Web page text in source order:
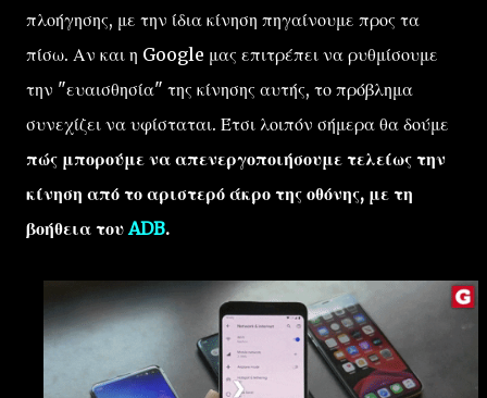
πλοήγησης, με την ίδια κίνηση πηγαίνουμε προς τα
πίσω. Αν και η Google μας επιτρέπει να ρυθμίσουμε
την "ευαισθησία" της κίνησης αυτής, το πρόβλημα
συνεχίζει να υφίσταται. Έτσι λοιπόν σήμερα θα δούμε
πώς μπορούμε να απενεργοποιήσουμε τελείως την
κίνηση από το αριστερό άκρο της οθόνης, με τη
βοήθεια τουADB.